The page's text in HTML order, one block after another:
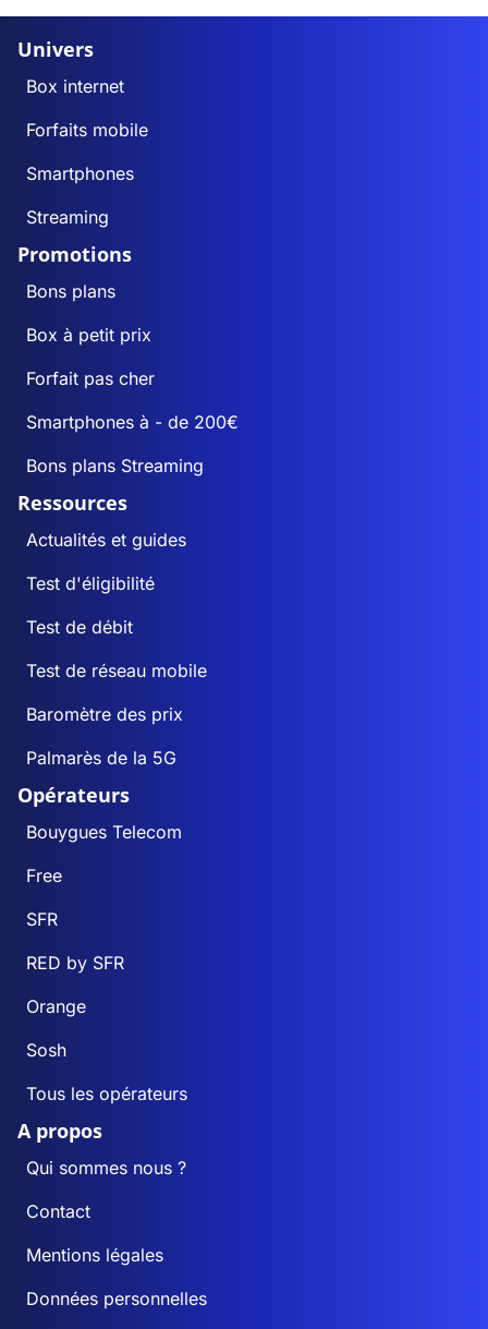
Univers
Box internet
Forfaits mobile
Smartphones
Streaming
Promotions
Bons plans
Box à petit prix
Forfait pas cher
Smartphones à - de 200€
Bons plans Streaming
Ressources
Actualités et guides
Test d'éligibilité
Test de débit
Test de réseau mobile
Baromètre des prix
Palmarès de la 5G
Opérateurs
Bouygues Telecom
Free
SFR
RED by SFR
Orange
Sosh
Tous les opérateurs
A propos
Qui sommes nous ?
Contact
Mentions légales
Données personnelles